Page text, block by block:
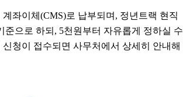
좌이체(CMS)로 납부되며, 정년트랙 현직
준으로 하되, 5천원부터 자유롭게 정하실 수
청이 접수되면 사무처에서 상세히 안내해